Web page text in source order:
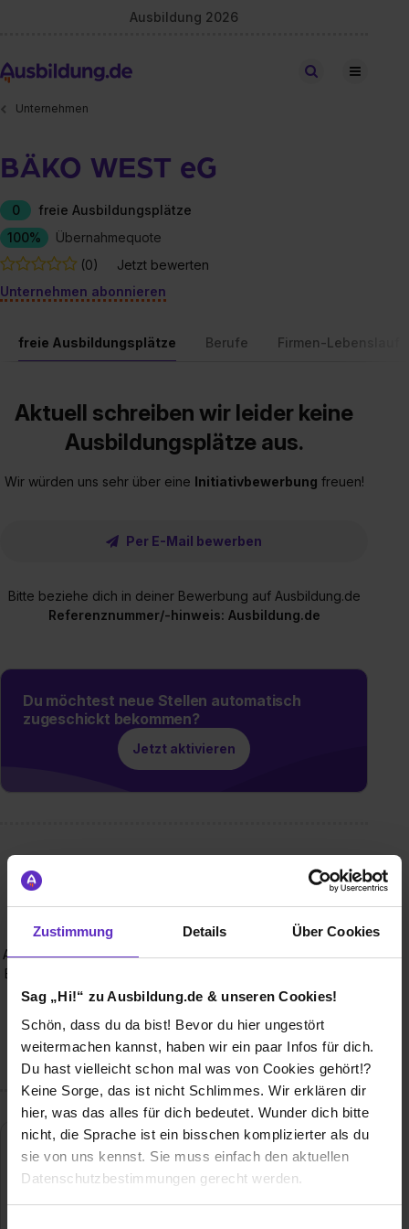
Zustimmung Details Über Cookies
Sag „Hi!“ zu Ausbildung.de & unseren Cookies!
Schön, dass du da bist! Bevor du hier ungestört
weitermachen kannst, haben wir ein paar Infos für dich.
Du hast vielleicht schon mal was von Cookies gehört!?
Keine Sorge, das ist nicht Schlimmes. Wir erklären dir
hier, was das alles für dich bedeutet. Wunder dich bitte
nicht, die Sprache ist ein bisschen komplizierter als du
sie von uns kennst. Sie muss einfach den aktuellen
Datenschutzbestimmungen gerecht werden.
Ausbildung 2026
Stellen finden
Unternehmen
BÄKO WEST eG
0
freie Ausbildungsplätze
100%
Übernahmequote
(0)
Jetzt bewerten
Unternehmen abonnieren
freie Ausbildungsplätze Berufe Firmen-Lebenslauf
Aktuell schreiben wir leider keine
Ausbildungsplätze aus.
Wir würden uns sehr über eine Initiativbewerbung freuen!
Per E-Mail bewerben
Bitte beziehe dich in deiner Bewerbung auf Ausbildung.de
Referenznummer/-hinweis: Ausbildung.de
Du möchtest neue Stellen automatisch
zugeschickt bekommen?
Jetzt aktivieren
- Wusstest du schon, dass die BÄKO WEST eG trotz ihrer
technisch immer auf dem neuesten Stand in der
Arbeitsplatzgestaltung bleibt? - Wusstest du schon, dass die
BÄKO WEST eG nicht nur ein fairer Arbeitgeber ist, sondern
auch Wert auf eine gerechte Arbeitsumgebung legt? -
marktführend ist und stets die höchsten Standards in
Produkten und Dienstleistungen setzt?